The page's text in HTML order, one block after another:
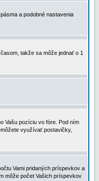
a podobné nastavenia
takže sa môže jednať o 1
Vašu pozíciu vo fóre. Pod ním
využívať postavičky,
Vami pridaných príspevkov a
môže počet Vašich príspevkov